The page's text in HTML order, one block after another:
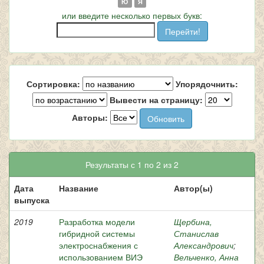
или введите несколько первых букв:
Сортировка:
Упорядочнить:
Вывести на страницу:
Авторы:
Результаты с 1 по 2 из 2
Дата
выпуска
Название Автор(ы)
2019
Разработка модели
гибридной системы
электроснабжения с
использованием ВИЭ
Щербина,
Станислав
Александрович;
Вельченко, Анна